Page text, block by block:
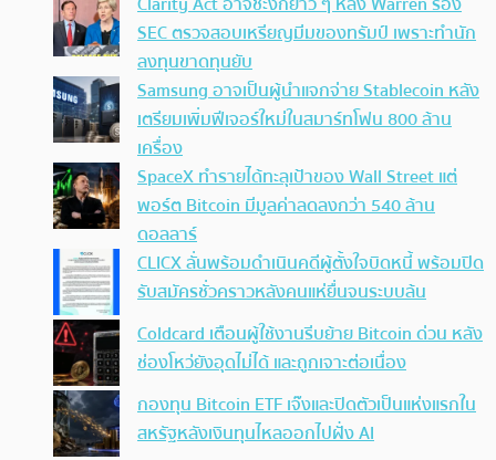
SEC ตรวจสอบเหรียญมีมของทรัมป์ เพราะทำนัก
ลงทุนขาดทุนยับ
Samsung อาจเป็นผู้นำแจกจ่าย Stablecoin หลัง
เตรียมเพิ่มฟีเจอร์ใหม่ในสมาร์ทโฟน 800 ล้าน
เครื่อง
SpaceX ทำรายได้ทะลุเป้าของ Wall Street แต่
พอร์ต Bitcoin มีมูลค่าลดลงกว่า 540 ล้าน
ดอลลาร์
CLICX ลั่นพร้อมดำเนินคดีผู้ตั้งใจบิดหนี้ พร้อมปิด
รับสมัครชั่วคราวหลังคนแห่ยื่นจนระบบล้น
Coldcard เตือนผู้ใช้งานรีบย้าย Bitcoin ด่วน หลัง
ช่องโหว่ยังอุดไม่ได้ และถูกเจาะต่อเนื่อง
กองทุน Bitcoin ETF เจ๊งและปิดตัวเป็นแห่งแรกใน
สหรัฐหลังเงินทุนไหลออกไปฝั่ง AI